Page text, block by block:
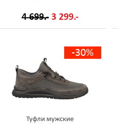
4 699.- 3 299.-
-30%
Туфли мужские